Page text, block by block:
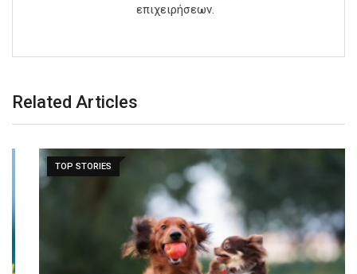
επιχειρήσεων.
Related Articles
TOP STORIES